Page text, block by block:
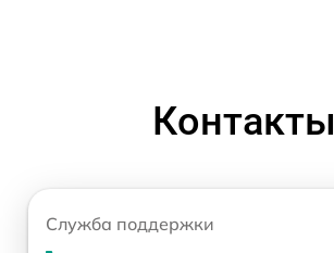
Контакты
Служба поддержки